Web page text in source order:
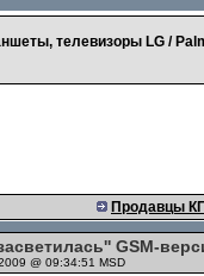
телевизоры LG /
Продавцы
GSM-
@ 09:34:51 MSD